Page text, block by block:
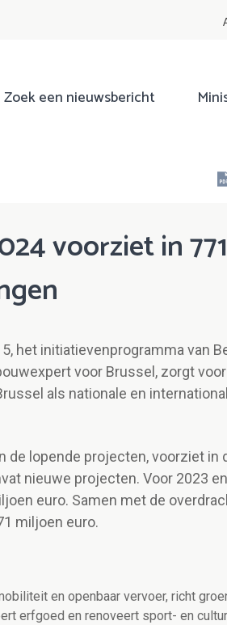
Zoek een nieuwsbericht
voorziet in 771
het initiatievenprogramma van
voor Brussel, zorgt
als nationale en
de lopende projecten, voorziet in
nieuwe projecten. Voor 2023
euro. Samen met de
miljoen euro.
en openbaar vervoer, richt
erfgoed en renoveert sport- en